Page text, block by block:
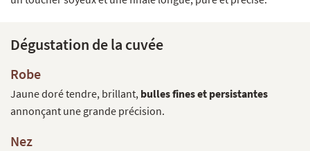
Dégustation de la cuvée
Robe
Jaune doré tendre, brillant, bulles fines et persistantes
annonçant une grande précision.
Nez